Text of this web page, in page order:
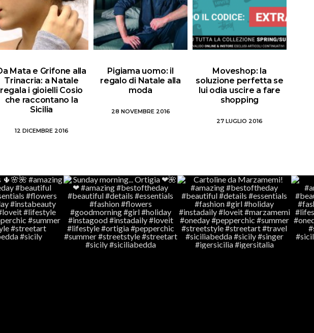
Mata e Grifone alla
Trinacria: a Natale
regala i gioielli Cosio
che raccontano la
Sicilia
12 DICEMBRE 2016
Pigiama uomo: il
regalo di Natale alla
moda
28 NOVEMBRE 2016
Moveshop: la
soluzione perfetta se
lui odia uscire a fare
shopping
27 LUGLIO 2016